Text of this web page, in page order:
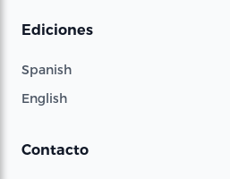
Ediciones
Spanish
English
Contacto